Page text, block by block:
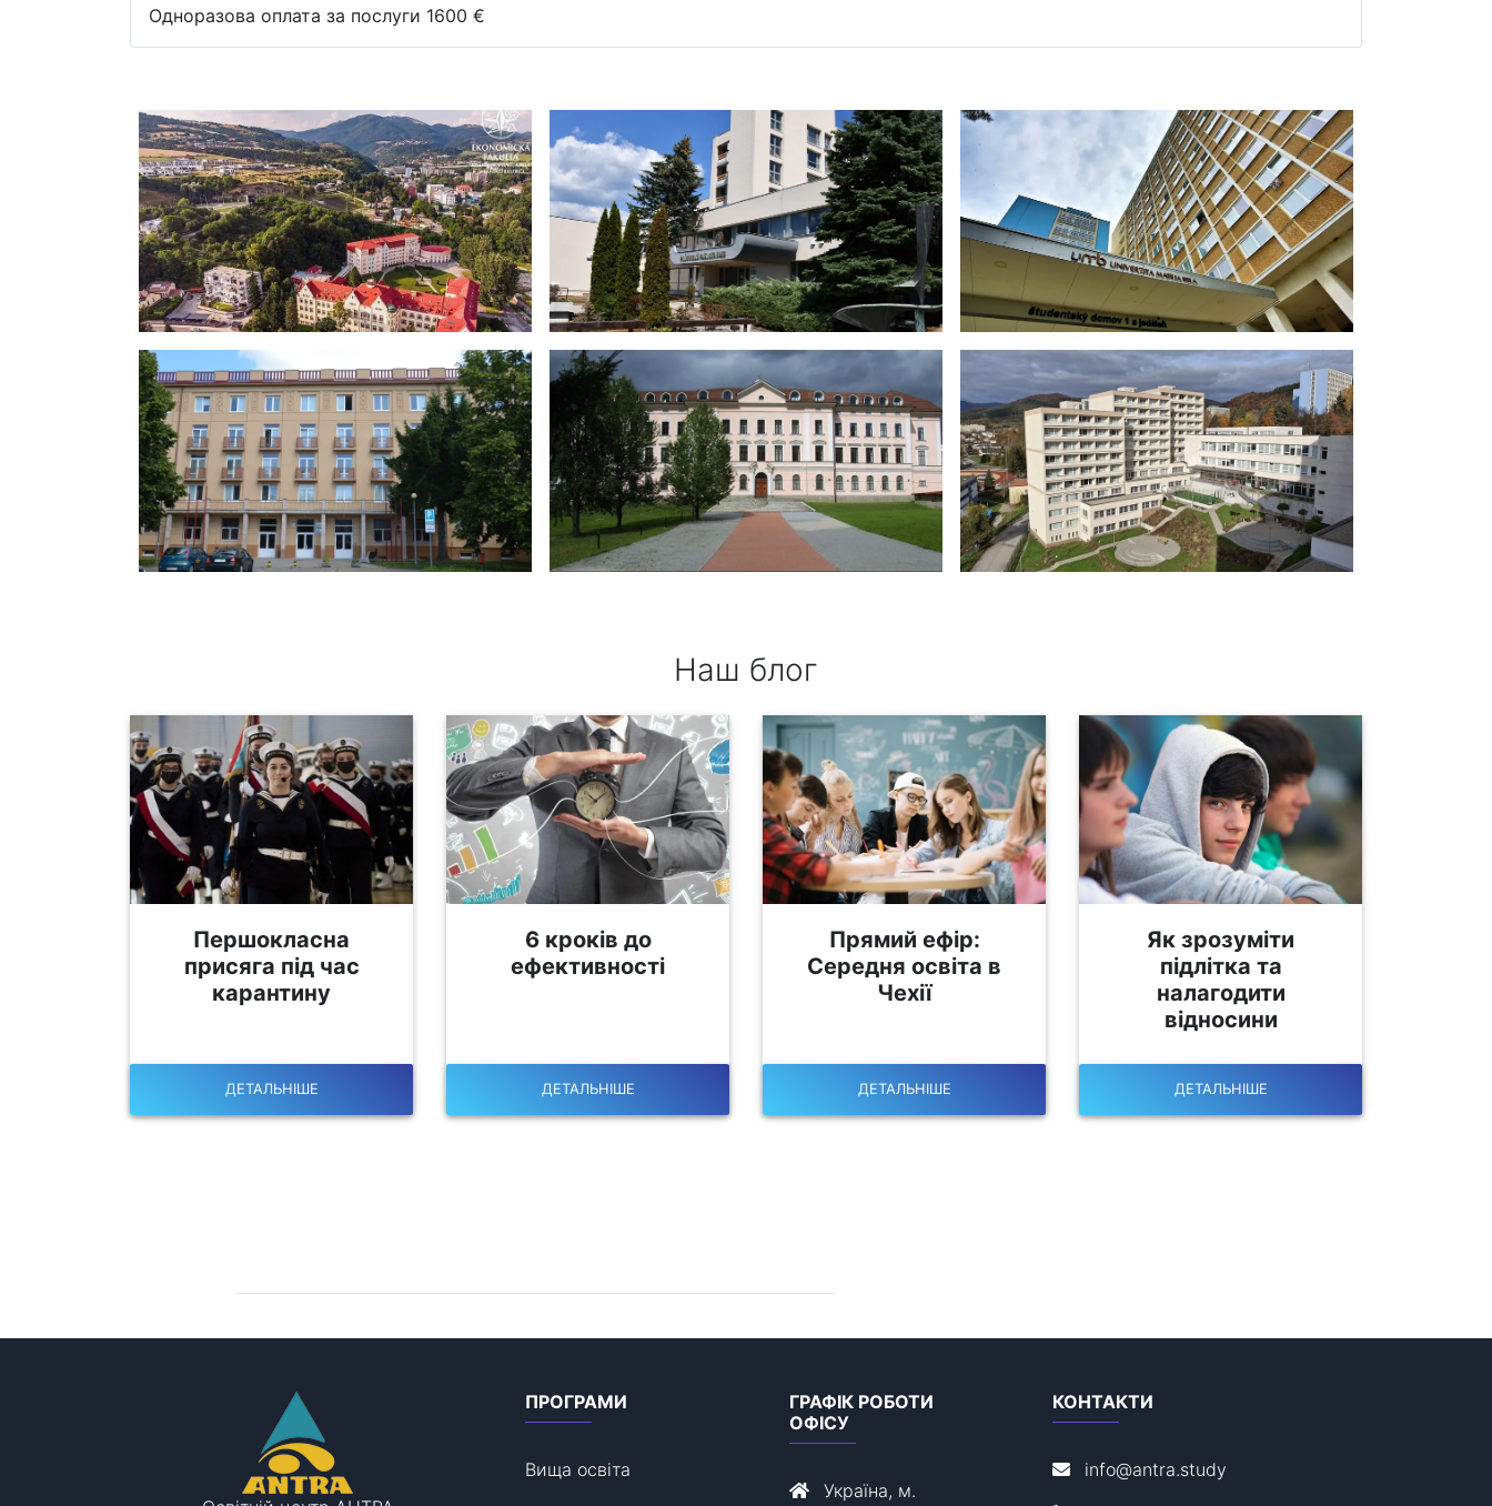
Одноразова оплата за послуги 1600 €
Наш блог
Першокласна
присяга під час
карантину
ДЕТАЛЬНІШЕ
6 кроків до
ефективності
ДЕТАЛЬНІШЕ
Прямий ефір:
Середня освіта в
Чехії
ДЕТАЛЬНІШЕ
Як зрозуміти
підлітка та
налагодити
відносини
ДЕТАЛЬНІШЕ
ПРОГРАМИ
Вища освіта
ГРАФІК РОБОТИ
ОФІСУ
Україна, м.
КОНТАКТИ
info@antra.study